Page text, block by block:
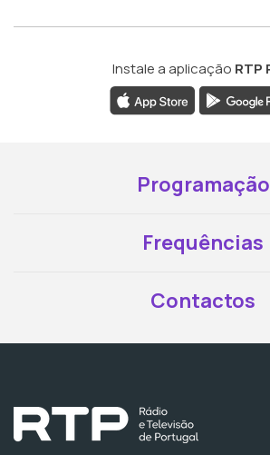
Instale a aplicação RTP
Programação
Frequências
Contactos